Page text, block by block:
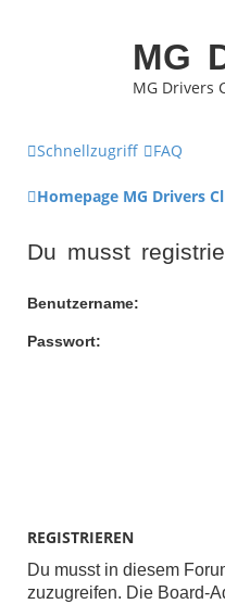
MG
MG Drivers
Schnellzugriff FAQ
Homepage MG Drivers
Du musst
Benutzername:
Passwort:
REGISTRIEREN
Du musst in diesem
zuzugreifen. Die Board-